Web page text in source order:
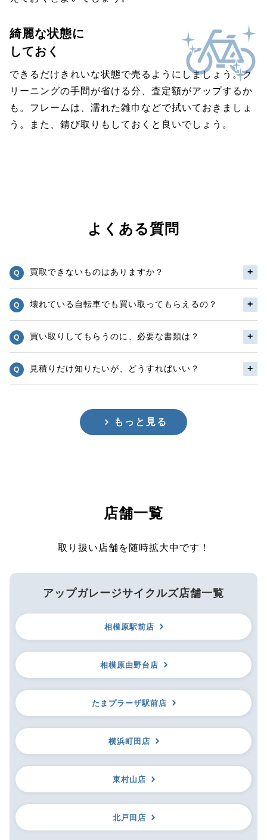
綺麗な状態に
しておく
できるだけきれいな状態で売るようにしましょう。ク
リーニングの手間が省ける分、査定額がアップするか
も。フレームは、濡れた雑巾などで拭いておきましょ
う。また、錆び取りもしておくと良いでしょう。
よくある質問
買取できないものはありますか？
壊れている自転車でも買い取ってもらえるの？
買い取りしてもらうのに、必要な書類は？
見積りだけ知りたいが、どうすればいい？
もっと見る
店舗一覧
取り扱い店舗を随時拡大中です！
アップガレージサイクルズ店舗一覧
相模原駅前店
相模原由野台店
たまプラーザ駅前店
横浜町田店
東村山店
北戸田店